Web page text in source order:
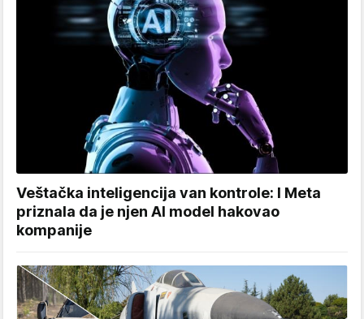
Veštačka inteligencija van kontrole: I Meta
priznala da je njen AI model hakovao
kompanije